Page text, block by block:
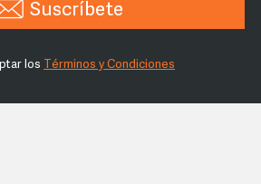
Suscríbete
los Términos y Condiciones